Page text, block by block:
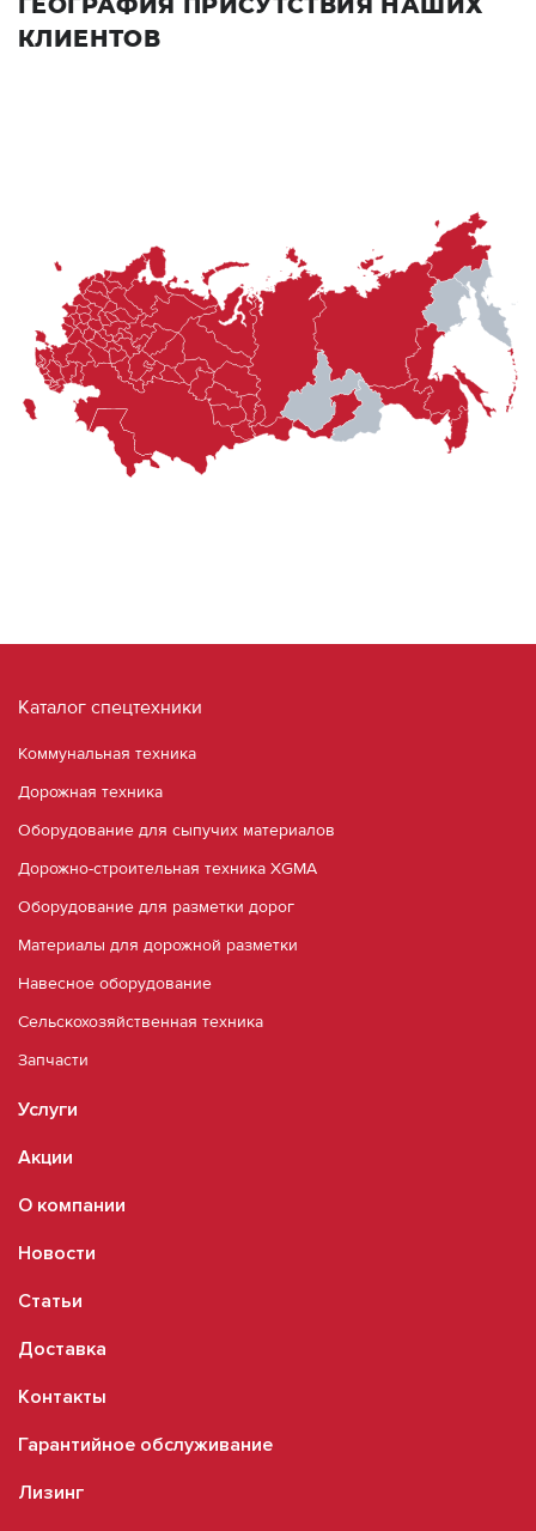
ГЕОГРАФИЯ ПРИСУТСТВИЯ НАШИХ
КЛИЕНТОВ
Каталог спецтехники
Коммунальная техника
Дорожная техника
Оборудование для сыпучих материалов
Дорожно-строительная техника XGMA
Оборудование для разметки дорог
Материалы для дорожной разметки
Навесное оборудование
Сельскохозяйственная техника
Запчасти
Услуги
Акции
О компании
Новости
Статьи
Доставка
Контакты
Гарантийное обслуживание
Лизинг